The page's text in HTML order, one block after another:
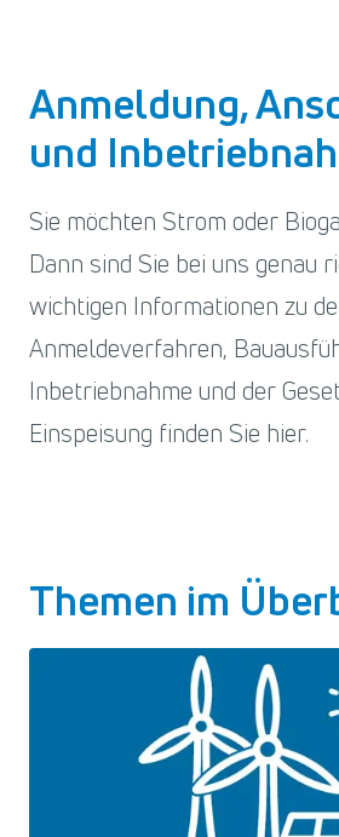
Anmeldung,
und
Sie möchten Strom oder
Dann sind Sie bei uns genau
wichtigen Informationen zu
Anmeldeverfahren,
Inbetriebnahme und der
Einspeisung finden Sie hier.
Themen im